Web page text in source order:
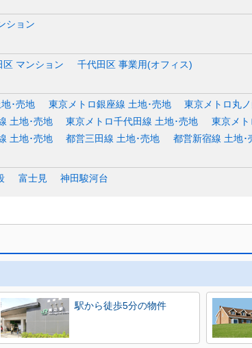
ション
区 マンション
千代田区 事業用(オフィス)
･売地 東京メトロ銀座線 土地･売地
東京メトロ丸
土地･売地 東京メトロ千代田線 土地･売地
東京メ
土地･売地 都営三田線 土地･売地 都営新宿線 土地･
富士見 神田駿河台
駅から徒歩5分の物件